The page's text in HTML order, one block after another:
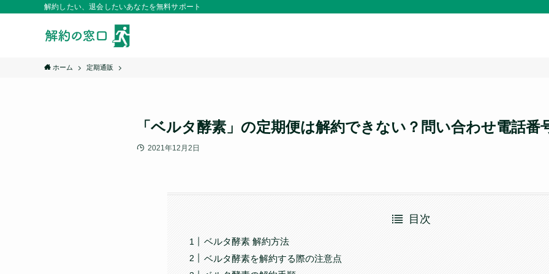
解約したい、退会したいあなたを無料サポート
ホーム 定期通販
「ベルタ酵素」の定期便は解約できない？問い合わせ電話番
2021年12月2日
目次
ベルタ酵素 解約方法
ベルタ酵素を解約する際の注意点